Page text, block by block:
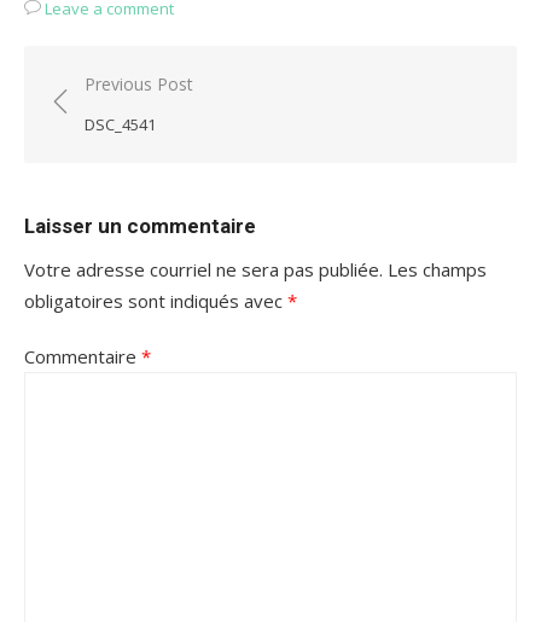
Leave a comment
Navigation
de
Previous Post
DSC_4541
Laisser un commentaire
Votre adresse courriel ne sera pas publiée. Les champs
obligatoires sont indiqués avec *
Commentaire *